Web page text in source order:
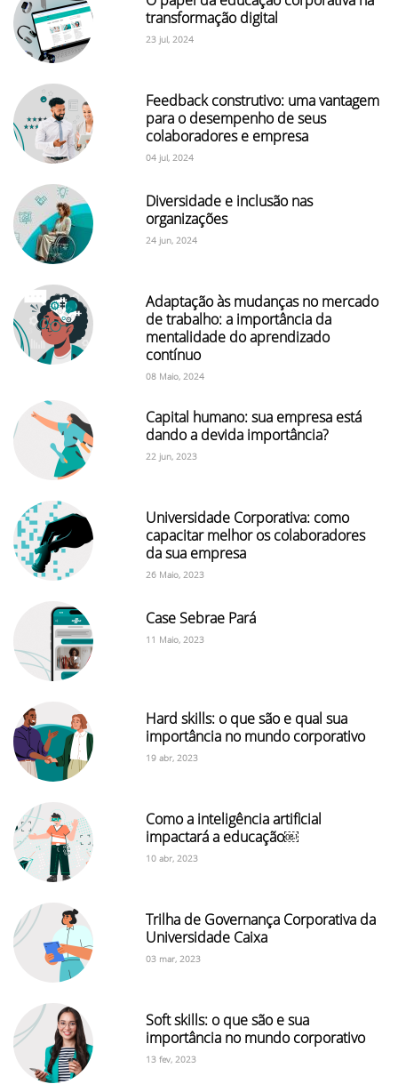
transformação digital
23 jul, 2024
Feedback construtivo: uma vantagem
para o desempenho de seus
colaboradores e empresa
04 jul, 2024
Diversidade e inclusão nas
organizações
24 jun, 2024
Adaptação às mudanças no mercado
de trabalho: a importância da
mentalidade do aprendizado
contínuo
08 Maio, 2024
Capital humano: sua empresa está
dando a devida importância?
22 jun, 2023
Universidade Corporativa: como
capacitar melhor os colaboradores
da sua empresa
26 Maio, 2023
Case Sebrae Pará
11 Maio, 2023
Hard skills: o que são e qual sua
importância no mundo corporativo
19 abr, 2023
Como a inteligência artificial
impactará a educação￼
10 abr, 2023
Trilha de Governança Corporativa da
Universidade Caixa
03 mar, 2023
Soft skills: o que são e sua
importância no mundo corporativo
13 fev, 2023